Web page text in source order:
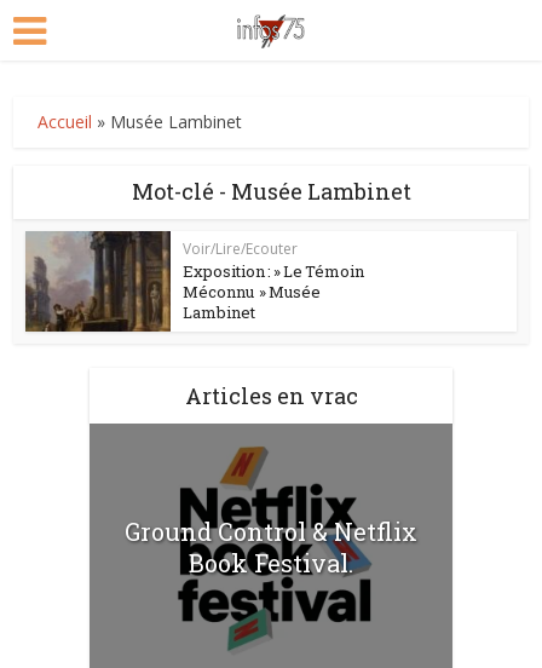
Accueil » Musée Lambinet
Mot-clé - Musée Lambinet
Voir/Lire/Ecouter
Exposition : » Le Témoin
Méconnu » Musée
Lambinet
Articles en vrac
Ground Control & Netflix
Book Festival.